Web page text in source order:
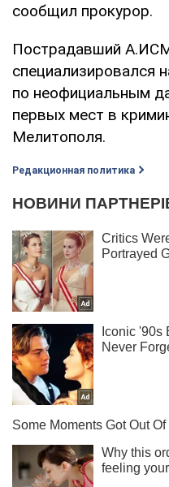
сообщил прокурор.
Пострадавший
специализировался
по неофициальным
первых мест в
Мелитополя.
Редакционная политика